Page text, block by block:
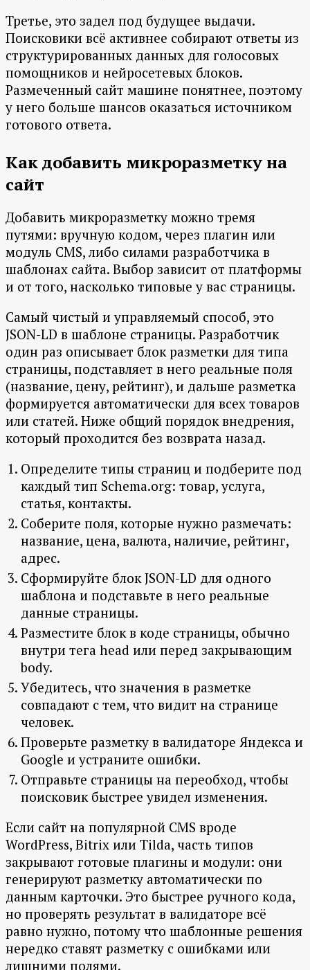
Третье, это задел под будущее выдачи.
Поисковики всё активнее собирают ответы из
структурированных данных для голосовых
помощников и нейросетевых блоков.
Размеченный сайт машине понятнее, поэтому
у него больше шансов оказаться источником
готового ответа.
Как добавить микроразметку на
сайт
Добавить микроразметку можно тремя
путями: вручную кодом, через плагин или
модуль CMS, либо силами разработчика в
шаблонах сайта. Выбор зависит от платформы
и от того, насколько типовые у вас страницы.
Самый чистый и управляемый способ, это
JSON-LD в шаблоне страницы. Разработчик
один раз описывает блок разметки для типа
страницы, подставляет в него реальные поля
(название, цену, рейтинг), и дальше разметка
формируется автоматически для всех товаров
или статей. Ниже общий порядок внедрения,
который проходится без возврата назад.
Определите типы страниц и подберите под
каждый тип Schema.org: товар, услуга,
статья, контакты.
Соберите поля, которые нужно размечать:
название, цена, валюта, наличие, рейтинг,
адрес.
Сформируйте блок JSON-LD для одного
шаблона и подставьте в него реальные
данные страницы.
Разместите блок в коде страницы, обычно
внутри тега head или перед закрывающим
body.
Убедитесь, что значения в разметке
совпадают с тем, что видит на странице
человек.
Проверьте разметку в валидаторе Яндекса и
Google и устраните ошибки.
Отправьте страницы на переобход, чтобы
поисковик быстрее увидел изменения.
Если сайт на популярной CMS вроде
WordPress, Bitrix или Tilda, часть типов
закрывают готовые плагины и модули: они
генерируют разметку автоматически по
данным карточки. Это быстрее ручного кода,
но проверять результат в валидаторе всё
равно нужно, потому что шаблонные решения
нередко ставят разметку с ошибками или
лишними полями.